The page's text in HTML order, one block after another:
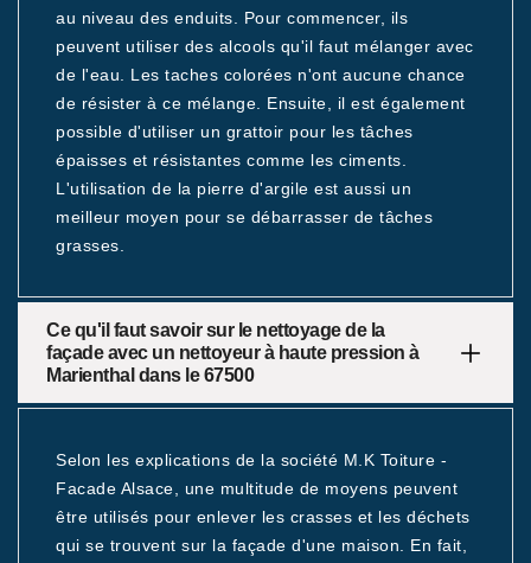
au niveau des enduits. Pour commencer, ils
peuvent utiliser des alcools qu'il faut mélanger avec
de l'eau. Les taches colorées n'ont aucune chance
de résister à ce mélange. Ensuite, il est également
possible d'utiliser un grattoir pour les tâches
épaisses et résistantes comme les ciments.
L'utilisation de la pierre d'argile est aussi un
meilleur moyen pour se débarrasser de tâches
grasses.
Ce qu'il faut savoir sur le nettoyage de la
façade avec un nettoyeur à haute pression à
Marienthal dans le 67500
Selon les explications de la société M.K Toiture -
Facade Alsace, une multitude de moyens peuvent
être utilisés pour enlever les crasses et les déchets
qui se trouvent sur la façade d'une maison. En fait,